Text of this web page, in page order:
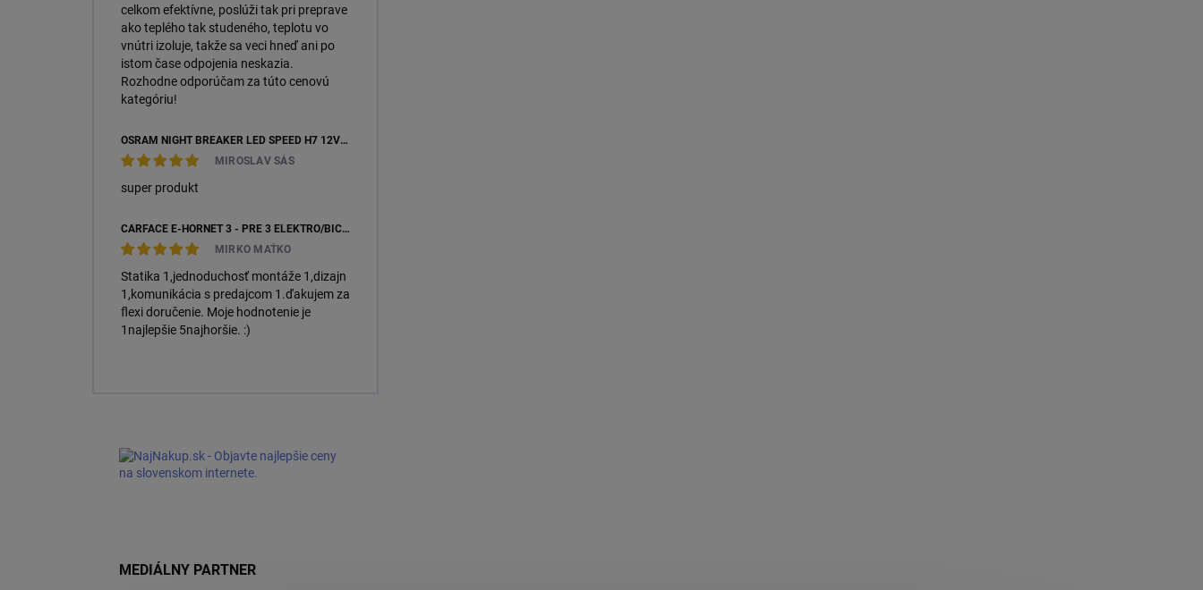
celkom efektívne, poslúži tak pri preprave
ako teplého tak studeného, teplotu vo
vnútri izoluje, takže sa veci hneď ani po
istom čase odpojenia neskazia.
Rozhodne odporúčam za túto cenovú
kategóriu!
OSRAM NIGHT BREAKER LED SPEED H7 12V 16W 6000K +450 % (64210DWNBSP450-2HB) – 2KS, ECOPACK
MIROSLAV SÁS
super produkt
CARFACE E-HORNET 3 - PRE 3 ELEKTRO/BICYKLE
MIRKO MAŤKO
Statika 1,jednoduchosť montáže 1,dizajn
1,komunikácia s predajcom 1.ďakujem za
flexi doručenie. Moje hodnotenie je
1najlepšie 5najhoršie. :)
MEDIÁLNY PARTNER